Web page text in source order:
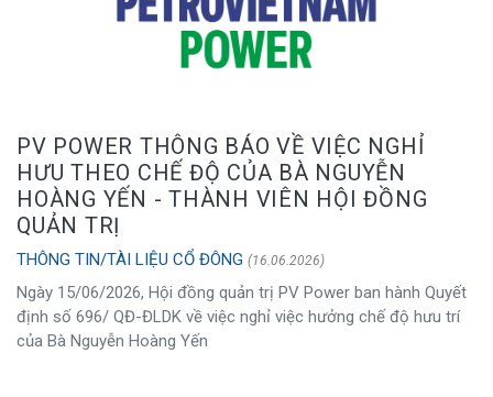
PV POWER THÔNG BÁO VỀ VIỆC NGHỈ
HƯU THEO CHẾ ĐỘ CỦA BÀ NGUYỄN
HOÀNG YẾN - THÀNH VIÊN HỘI ĐỒNG
QUẢN TRỊ
THÔNG TIN/TÀI LIỆU CỔ ĐÔNG (16.06.2026)
Ngày 15/06/2026, Hội đồng quản trị PV Power ban hành Quyết
định số 696/ QĐ-ĐLDK về việc nghỉ việc hưởng chế độ hưu trí
của Bà Nguyễn Hoàng Yến